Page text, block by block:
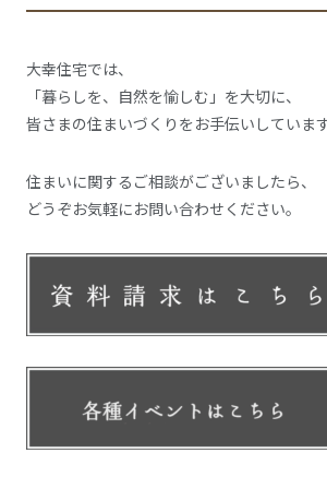
大幸住宅では、
「暮らしを、自然を愉しむ」を大切に、
皆さまの住まいづくりをお手伝いしていま
住まいに関するご相談がございましたら、
どうぞお気軽にお問い合わせください。